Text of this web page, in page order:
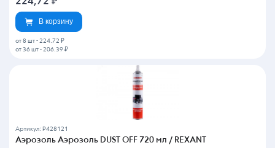
В корзину
от 8 шт - 224.72 ₽
от 36 шт - 206.39 ₽
Артикул: P428121
Аэрозоль Аэрозоль DUST OFF 720 мл / REXANT